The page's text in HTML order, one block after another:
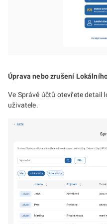
Úprava nebo zrušení
Ve Správě účtů otevřete detail
uživatele.